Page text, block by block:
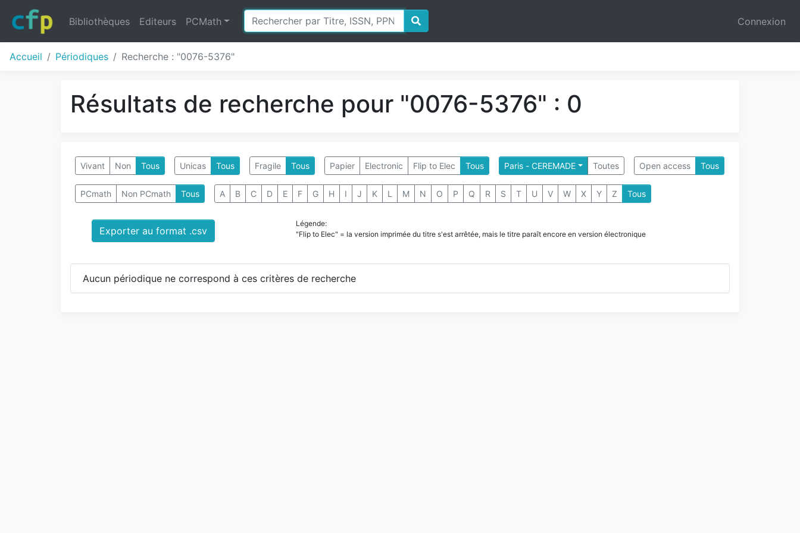
Bibliothèques Editeurs PCMath Connexion
Accueil Périodiques Recherche : "0076-5376"
Résultats de recherche pour "0076-5376" : 0
Vivant Non Tous Unicas Tous Fragile Tous Papier Electronic Flip to Elec Tous Paris - CEREMADE Toutes Open access Tous
PCmath Non PCmath Tous A B C D E F G H I J K L M N O P Q R S T U V W X Y Z Tous
Exporter au format .csv
Légende:
"Flip to Elec" = la version imprimée du titre s'est arrêtée, mais le titre paraît encore en version électronique
Aucun périodique ne correspond à ces critères de recherche